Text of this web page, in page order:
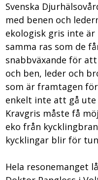
Svenska
med benen och
ekologisk gris inte är
samma ras som de
snabbväxande för
och ben, leder och
som är framtagen
enkelt inte att gå ute
Kravgris måste få
eko från
kycklingar blir för
Hela resonemanget